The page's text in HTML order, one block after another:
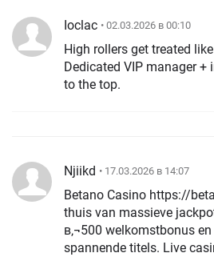
Ioclac • 02.03.2026 в 00:10
High rollers get treated
Dedicated VIP manager
to the top.
Njiikd • 17.03.2026 в 14:07
Betano Casino https://
thuis van massieve
в‚¬500 welkomstbonus
spannende titels. Live